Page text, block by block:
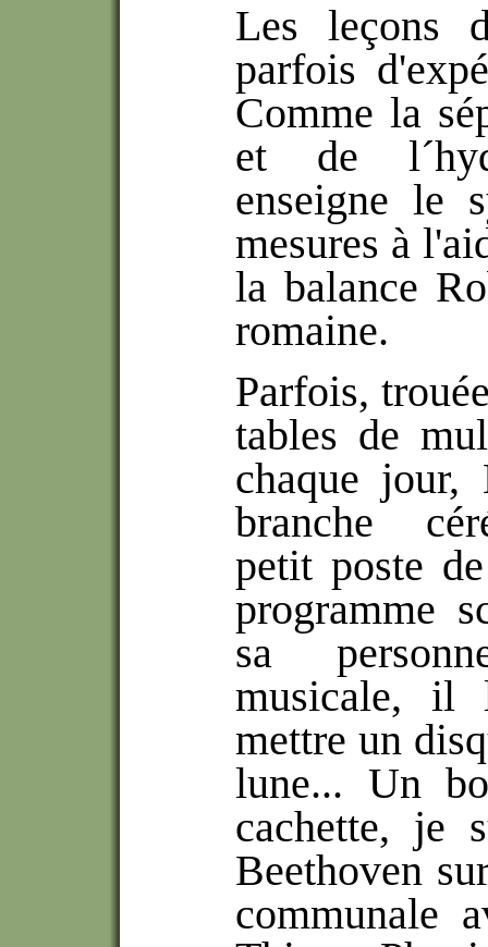
Les leçons
parfois
Comme la
et de
enseigne le
mesures à
la balance
romaine.
Parfois,
tables de
chaque jour,
branche
petit poste
programme
sa
musicale, il
mettre un
lune... Un
cachette, je
Beethoven
communale